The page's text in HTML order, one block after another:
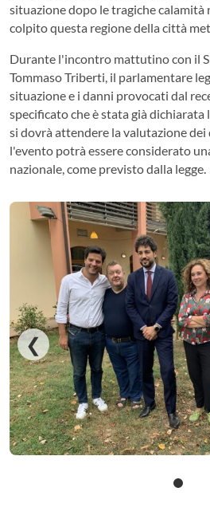
situazione dopo le tragiche calamità
colpito questa regione della città
Durante l'incontro mattutino con il
Tommaso Triberti, il parlamentare
situazione e i danni provocati dal
specificato che è stata già dichiarata
si dovrà attendere la valutazione
l'evento potrà essere considerato
nazionale, come previsto dalla legge.
❮